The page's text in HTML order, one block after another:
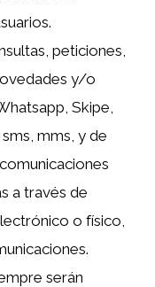
peticiones,
y/o
Skipe,
mms, y de
a través de
o físico,
serán